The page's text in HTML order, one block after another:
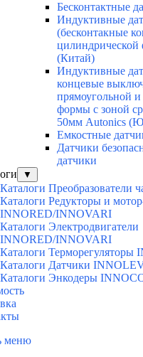
Бесконтактные
Индуктивные
(бесконтакные
(Китай)
Индуктивные
концевые
прямоугольной
формы с зоной
50мм Autonics
Емкостные
Датчики
датчики
▼
Каталоги Преобразователи
Каталоги Редукторы и
INNORED/INNOVARI
Каталоги Электродвигатели
INNORED/INNOVARI
Каталоги Терморегуляторы
Каталоги Датчики
Каталоги Энкодеры
меню